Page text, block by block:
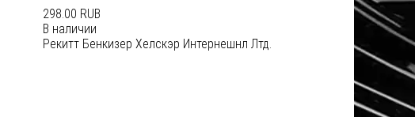
298.00 RUB
В наличии
Рекитт Бенкизер Хелскэр Интернешнл Лтд.